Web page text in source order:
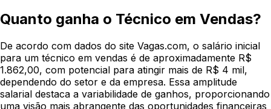
Quanto ganha o Técnico em Vendas?
De acordo com dados do site Vagas.com, o salário inicial
para um técnico em vendas é de aproximadamente R$
1.862,00, com potencial para atingir mais de R$ 4 mil,
dependendo do setor e da empresa. Essa amplitude
salarial destaca a variabilidade de ganhos, proporcionando
uma visão mais abrangente das oportunidades financeiras